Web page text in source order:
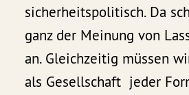
sicherheitspolitisch. Da
ganz der Meinung von
an. Gleichzeitig müssen
als Gesellschaft jeder